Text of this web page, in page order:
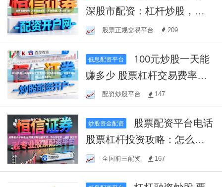
深股市配资：杠杆炒股，放
大收益！
股票正规交易平台 209
低息配资平台
赚多少 股票杠杆交易费率调
整，投资者需知的杠杆成本
变化
配资炒股平台 147
炒股资金配资
股票杠杆投资攻略：怎么加
杠杆，轻松放大收益？
全国前三配资 167